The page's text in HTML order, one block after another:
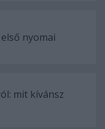
nyomai
mit kívánsz